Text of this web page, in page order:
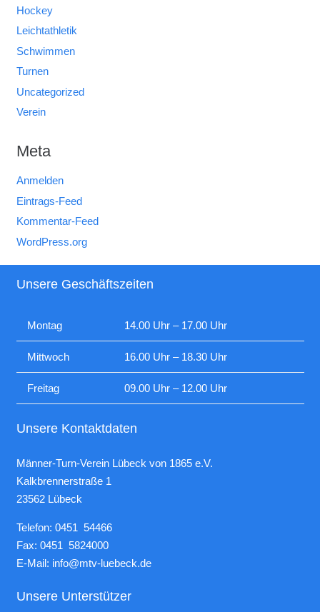
Hockey
Leichtathletik
Schwimmen
Turnen
Uncategorized
Verein
Meta
Anmelden
Eintrags-Feed
Kommentar-Feed
WordPress.org
Unsere Geschäftszeiten
Montag 14.00 Uhr – 17.00 Uhr
Mittwoch 16.00 Uhr – 18.30 Uhr
Freitag 09.00 Uhr – 12.00 Uhr
Unsere Kontaktdaten
Männer-Turn-Verein Lübeck von 1865 e.V.
Kalkbrennerstraße 1
23562 Lübeck
Telefon: 0451 54466
Fax: 0451 5824000
E-Mail: info@mtv-luebeck.de
Unsere Unterstützer